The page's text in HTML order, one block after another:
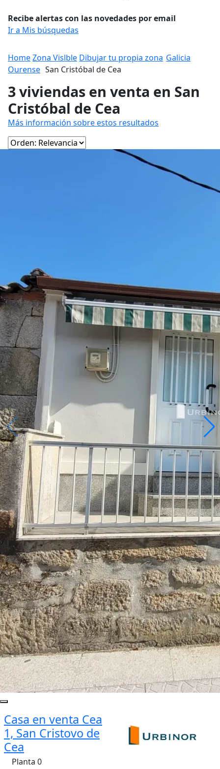
Recibe alertas con las novedades por email
Ir a Mis búsquedas
HomeZona Vislble Dibujar tu propia zona Galicia
Ourense San Cristóbal de Cea
3 viviendas en venta en San
Cristóbal de Cea
Más información sobre estos resultados
Casa en venta Cea
1, San Cristovo de
Cea
Planta 0